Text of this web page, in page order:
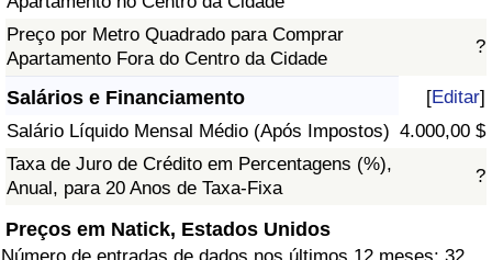
Preço por Metro Quadrado para Comprar
Apartamento Fora do Centro da Cidade
?
Salários e Financiamento [Editar]
Salário Líquido Mensal Médio (Após Impostos) 4.000,00 $
Taxa de Juro de Crédito em Percentagens (%),
Anual, para 20 Anos de Taxa-Fixa
?
Preços em Natick, Estados Unidos